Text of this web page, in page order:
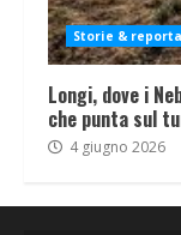
Storie &
Longi, dove i
che punta sul
4 giugno 2026